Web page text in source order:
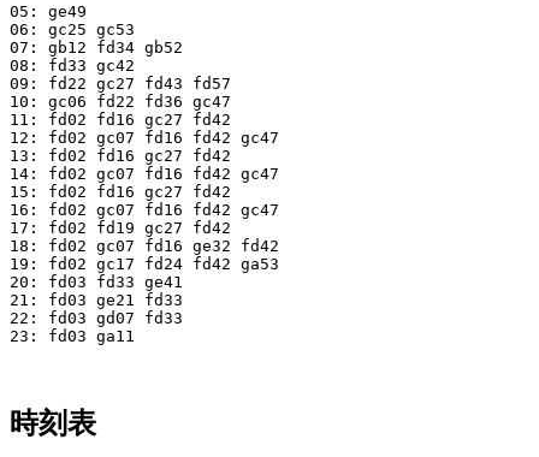
05: ge49
06: gc25 gc53
07: gb12 fd34 gb52
08: fd33 gc42
09: fd22 gc27 fd43 fd57
10: gc06 fd22 fd36 gc47
11: fd02 fd16 gc27 fd42
12: fd02 gc07 fd16 fd42 gc47
13: fd02 fd16 gc27 fd42
14: fd02 gc07 fd16 fd42 gc47
15: fd02 fd16 gc27 fd42
16: fd02 gc07 fd16 fd42 gc47
17: fd02 fd19 gc27 fd42
18: fd02 gc07 fd16 ge32 fd42
19: fd02 gc17 fd24 fd42 ga53
20: fd03 fd33 ge41
21: fd03 ge21 fd33
22: fd03 gd07 fd33
23: fd03 ga11
時刻表